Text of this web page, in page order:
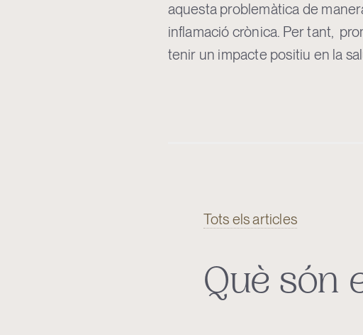
aquesta problemàtica de
inflamació crònica. Per tant,
tenir un impacte positiu en la
Tots els articles
Què són